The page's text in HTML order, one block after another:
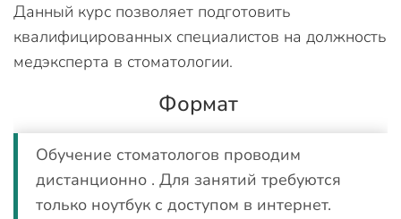
Данный курс позволяет подготовить
квалифицированных специалистов на должность
медэксперта в стоматологии.
Формат
Обучение стоматологов проводим
дистанционно . Для занятий требуются
только ноутбук с доступом в интернет.